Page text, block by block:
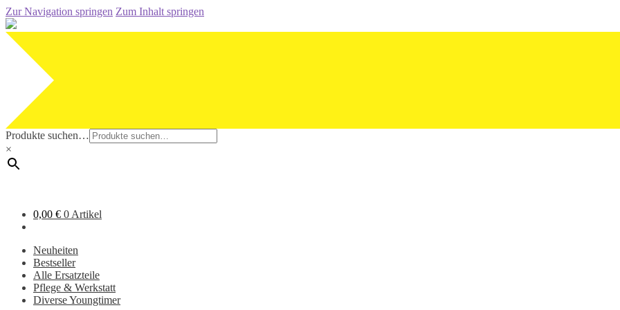
Zur Navigation springen Zum Inhalt springen
Produkte suchen…
×
0,00 € 0 Artikel
Neuheiten
Bestseller
Alle Ersatzteile
Pflege & Werkstatt
Diverse Youngtimer